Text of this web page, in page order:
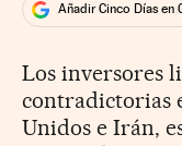
Añadir Cinco Días en
Los inversores
contradictorias
Unidos e Irán,